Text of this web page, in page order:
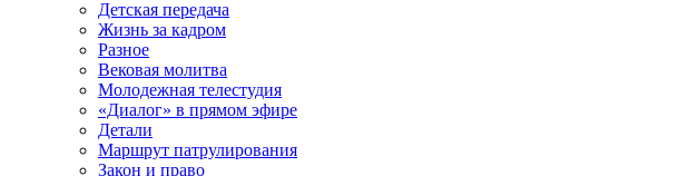
Детская передача
Жизнь за кадром
Разное
Вековая молитва
Молодежная телестудия
«Диалог» в прямом эфире
Детали
Маршрут патрулирования
Закон и право